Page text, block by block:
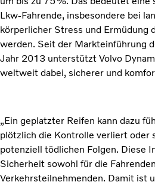
Lkw-Fahrende, insbesondere bei
körperlicher Stress und Ermüdung
werden. Seit der Markteinführung
Jahr 2013 unterstützt Volvo
weltweit dabei, sicherer und
„Ein geplatzter Reifen kann dazu
plötzlich die Kontrolle verliert oder
potenziell tödlichen Folgen. Diese
Sicherheit sowohl für die
Verkehrsteilnehmenden. Damit ist